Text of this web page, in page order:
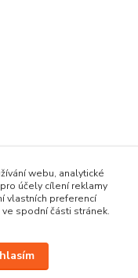
webu, analytické
účely cílení reklamy
vlastních preferencí
spodní části stránek.